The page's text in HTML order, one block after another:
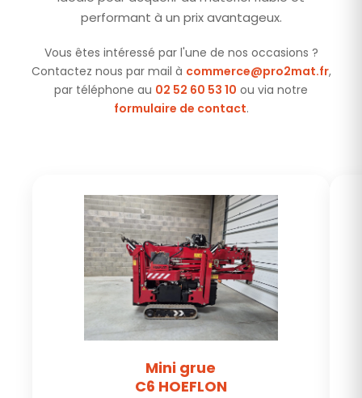
performant à un prix avantageux.
Vous êtes intéressé par l'une de nos occasions ?
Contactez nous par mail à commerce@pro2mat.fr,
par téléphone au 02 52 60 53 10 ou via notre
formulaire de contact.
Mini grue
C6 HOEFLON